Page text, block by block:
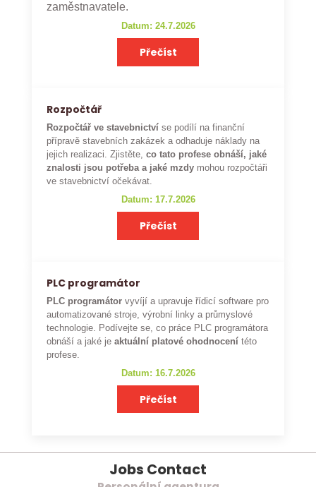
zaměstnavatele.
Datum: 24.7.2026
Přečíst
Rozpočtář
Rozpočtář ve stavebnictví se podílí na finanční
přípravě stavebních zakázek a odhaduje náklady na
jejich realizaci. Zjistěte,co tato profese obnáší, jaké
znalosti jsou potřeba a jaké mzdy mohou rozpočtáři
ve stavebnictví očekávat.
Datum: 17.7.2026
Přečíst
PLC programátor
PLC programátor vyvíjí a upravuje řídicí software pro
automatizované stroje, výrobní linky a průmyslové
technologie. Podívejte se, co práce PLC programátora
obnáší a jaké je aktuální platové ohodnocení této
profese.
Datum: 16.7.2026
Přečíst
Jobs Contact